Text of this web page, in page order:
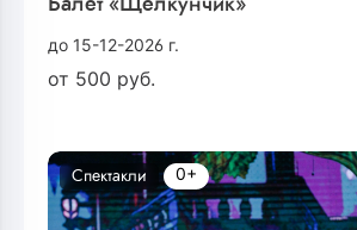
Балет «Щелкунчик»
до 15-12-2026 г.
от 500 руб.
Спектакли 0+